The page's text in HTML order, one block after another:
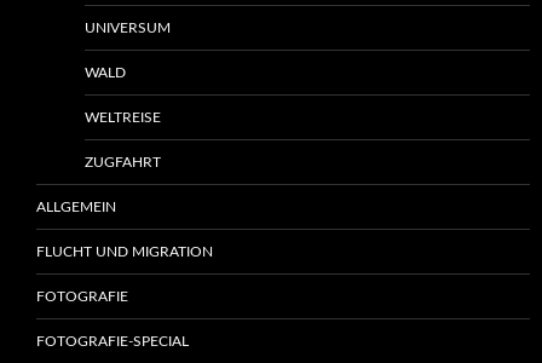
UNIVERSUM
WALD
WELTREISE
ZUGFAHRT
ALLGEMEIN
FLUCHT UND MIGRATION
FOTOGRAFIE
FOTOGRAFIE-SPECIAL